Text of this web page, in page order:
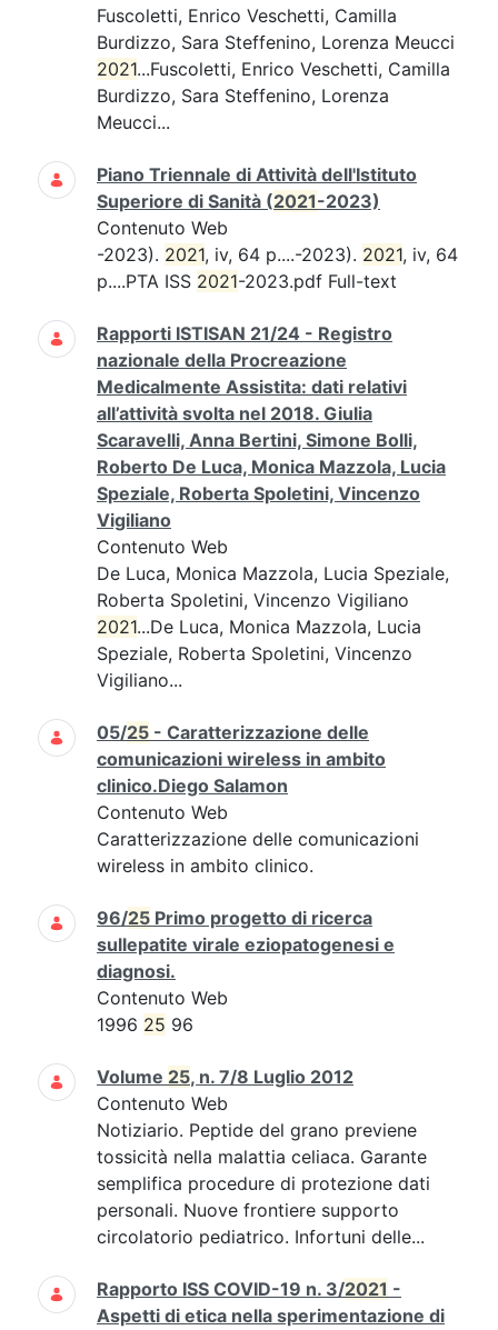
Fuscoletti, Enrico Veschetti, Camilla
Burdizzo, Sara Steffenino, Lorenza Meucci
2021...Fuscoletti, Enrico Veschetti, Camilla
Burdizzo, Sara Steffenino, Lorenza
Meucci...
Piano Triennale di Attività dell'Istituto
Superiore di Sanità (2021-2023)
Contenuto Web
-2023). 2021, iv, 64 p....-2023). 2021, iv, 64
p....PTA ISS 2021-2023.pdf Full-text
Rapporti ISTISAN 21/24 - Registro
nazionale della Procreazione
Medicalmente Assistita: dati relativi
all’attività svolta nel 2018. Giulia
Scaravelli, Anna Bertini, Simone Bolli,
Roberto De Luca, Monica Mazzola, Lucia
Speziale, Roberta Spoletini, Vincenzo
Vigiliano
Contenuto Web
De Luca, Monica Mazzola, Lucia Speziale,
Roberta Spoletini, Vincenzo Vigiliano
2021...De Luca, Monica Mazzola, Lucia
Speziale, Roberta Spoletini, Vincenzo
Vigiliano...
05/25 - Caratterizzazione delle
comunicazioni wireless in ambito
clinico.Diego Salamon
Contenuto Web
Caratterizzazione delle comunicazioni
wireless in ambito clinico.
96/25 Primo progetto di ricerca
sullepatite virale eziopatogenesi e
diagnosi.
Contenuto Web
1996 25 96
Volume 25, n. 7/8 Luglio 2012
Contenuto Web
Notiziario. Peptide del grano previene
tossicità nella malattia celiaca. Garante
semplifica procedure di protezione dati
personali. Nuove frontiere supporto
circolatorio pediatrico. Infortuni delle...
Rapporto ISS COVID-19 n. 3/2021 -
Aspetti di etica nella sperimentazione di